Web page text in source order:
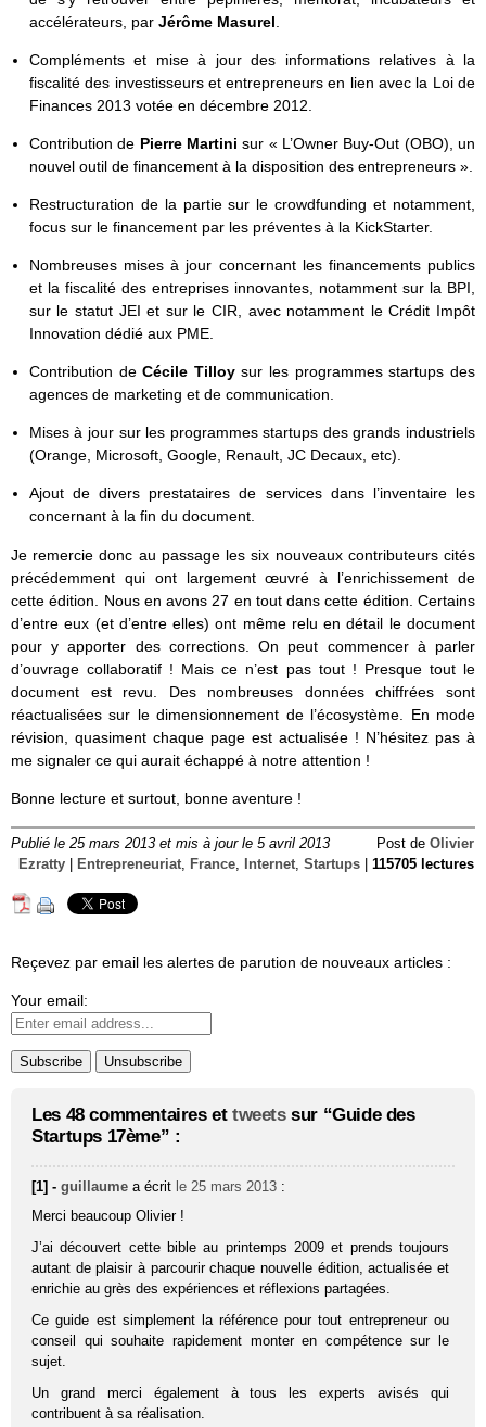
accélérateurs, par Jérôme Masurel
Compléments et mise à jour des informations relatives à la
fiscalité des investisseurs et entrepreneurs en lien avec la Loi de
Finances 2013 votée en décembre 2012.
Contribution de Pierre Martinisur « L’Owner Buy-Out (OBO), un
nouvel outil de financement à la disposition des entrepreneurs ».
Restructuration de la partie sur le crowdfunding et notamment,
focus sur le financement par les préventes à la KickStarter.
Nombreuses mises à jour concernant les financements publics
et la fiscalité des entreprises innovantes, notamment sur la BPI,
sur le statut JEI et sur le CIR, avec notamment le Crédit Impôt
Innovation dédié aux PME.
Contribution deCécile Tilloysur les programmes startups des
agences de marketing et de communication.
Mises à jour sur les programmes startups des grands industriels
(Orange, Microsoft, Google, Renault, JC Decaux, etc).
Ajout de divers prestataires de services dans l’inventaire les
concernant à la fin du document.
Je remercie donc au passage les six nouveaux contributeurs cités
précédemment qui ont largement œuvré à l’enrichissement de
cette édition. Nous en avons 27 en tout dans cette édition. Certains
d’entre eux (et d’entre elles) ont même relu en détail le document
pour y apporter des corrections. On peut commencer à parler
d’ouvrage collaboratif ! Mais ce n’est pas tout ! Presque tout le
document est revu. Des nombreuses données chiffrées sont
réactualisées sur le dimensionnement de l’écosystème. En mode
révision, quasiment chaque page est actualisée ! N’hésitez pas à
me signaler ce qui aurait échappé à notre attention !
Bonne lecture et surtout, bonne aventure !
Publié le 25 mars 2013 et mis à jour le 5 avril 2013 Post de Olivier
Ezratty
Entrepreneuriat France Internet Startups 115705 lectures
Reçevez par email les alertes de parution de nouveaux articles :
Your email:
Les 48 commentaires et tweetssur “Guide des
Startups 17ème” :
[1] -guillaume a écrit le 25 mars 2013 :
Merci beaucoup Olivier !
J’ai découvert cette bible au printemps 2009 et prends toujours
autant de plaisir à parcourir chaque nouvelle édition, actualisée et
enrichie au grès des expériences et réflexions partagées.
Ce guide est simplement la référence pour tout entrepreneur ou
conseil qui souhaite rapidement monter en compétence sur le
sujet.
Un grand merci également à tous les experts avisés qui
contribuent à sa réalisation.